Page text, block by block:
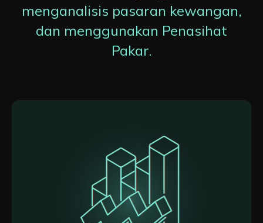
menganalisis pasaran kewangan,
dan menggunakan Penasihat
Pakar.